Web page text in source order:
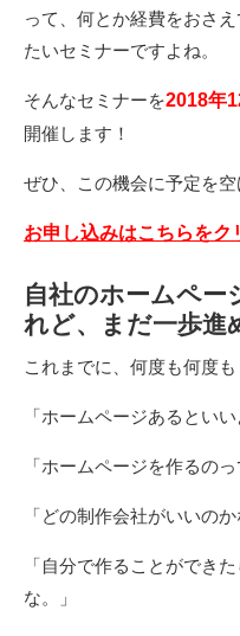
って、何とか経費をおさ
たいセミナーですよね。
そんなセミナーを2018年
開催します！
ぜひ、この機会に予定を
お申し込みはこちらをク
自社のホームペー
れど、まだ一歩進
これまでに、何度も何度も
「ホームページあるといい
「ホームページを作るの
「どの制作会社がいいの
「自分で作ることができ
な。」